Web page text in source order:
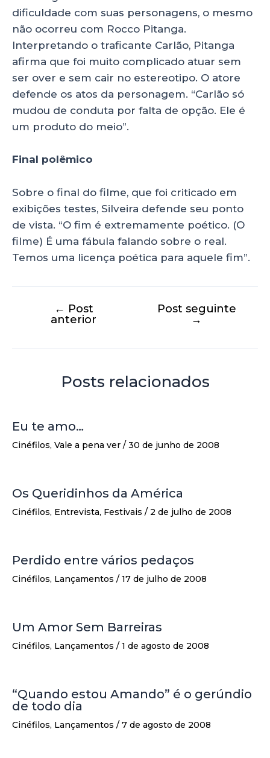
dificuldade com suas personagens, o mesmo
não ocorreu com Rocco Pitanga.
Interpretando o traficante Carlão, Pitanga
afirma que foi muito complicado atuar sem
ser over e sem cair no estereotipo. O atore
defende os atos da personagem. “Carlão só
mudou de conduta por falta de opção. Ele é
um produto do meio”.
Final polêmico
Sobre o final do filme, que foi criticado em
exibições testes, Silveira defende seu ponto
de vista. “O fim é extremamente poético. (O
filme) É uma fábula falando sobre o real.
Temos uma licença poética para aquele fim”.
← Post
anterior
Post seguinte
→
Posts relacionados
Eu te amo…
Cinéfilos, Vale a pena ver / 30 de junho de 2008
Os Queridinhos da América
Cinéfilos, Entrevista, Festivais / 2 de julho de 2008
Perdido entre vários pedaços
Cinéfilos, Lançamentos / 17 de julho de 2008
Um Amor Sem Barreiras
Cinéfilos, Lançamentos / 1 de agosto de 2008
“Quando estou Amando” é o gerúndio
de todo dia
Cinéfilos, Lançamentos / 7 de agosto de 2008